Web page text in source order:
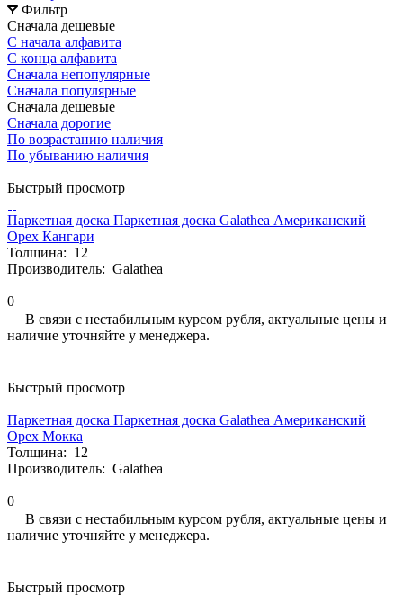
Фильтр
Сначала дешевые
С начала алфавита
С конца алфавита
Сначала непопулярные
Сначала популярные
Сначала дешевые
Сначала дорогие
По возрастанию наличия
По убыванию наличия
Быстрый просмотр
Паркетная доска Паркетная доска Galathea Американский
Орех Кангари
Толщина: 12
Производитель: Galathea
0
В связи с нестабильным курсом рубля, актуальные цены и
наличие уточняйте у менеджера.
Быстрый просмотр
Паркетная доска Паркетная доска Galathea Американский
Орех Мокка
Толщина: 12
Производитель: Galathea
0
В связи с нестабильным курсом рубля, актуальные цены и
наличие уточняйте у менеджера.
Быстрый просмотр